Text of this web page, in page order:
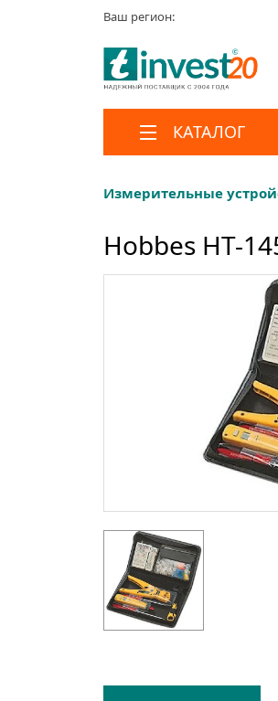
Ваш регион:
КАТАЛОГ
Измерительные
Hobbes HT-